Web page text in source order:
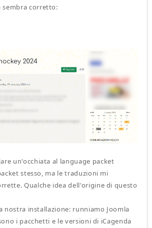
sembra corretto:
un'occhiata al language packet
stesso, ma le traduzioni mi
Qualche idea dell'origine di questo
nostra installazione: runniamo Joomla
i pacchetti e le versioni di iCagenda